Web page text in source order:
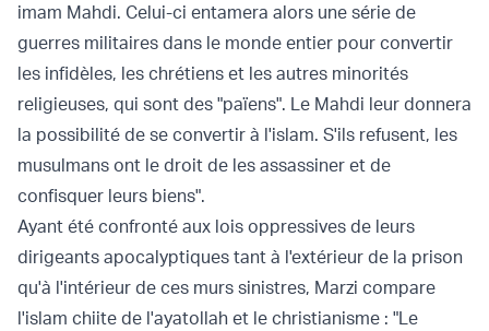
imam Mahdi. Celui-ci entamera alors une série de
guerres militaires dans le monde entier pour convertir
les infidèles, les chrétiens et les autres minorités
religieuses, qui sont des "païens". Le Mahdi leur donnera
la possibilité de se convertir à l'islam. S'ils refusent, les
musulmans ont le droit de les assassiner et de
confisquer leurs biens".
Ayant été confronté aux lois oppressives de leurs
dirigeants apocalyptiques tant à l'extérieur de la prison
qu'à l'intérieur de ces murs sinistres, Marzi compare
l'islam chiite de l'ayatollah et le christianisme : "Le